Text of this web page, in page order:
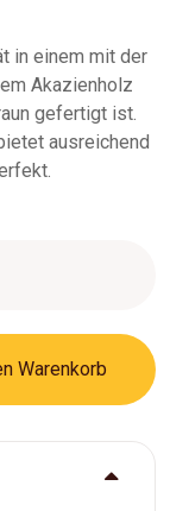
in einem mit der
Akazienholz
gefertigt ist.
ausreichend
Warenkorb